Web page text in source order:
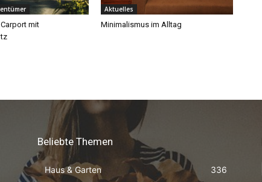
Beliebte Themen
Haus & Garten
336